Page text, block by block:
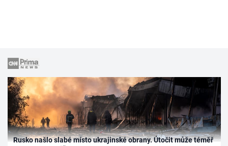
Rusko našlo slabé místo ukrajinské obrany. Útočit může téměř